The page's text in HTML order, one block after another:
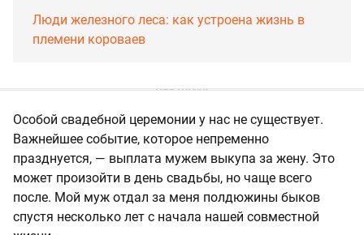
Люди железного леса: как устроена жизнь в
племени короваев
Особой свадебной церемонии у нас не существует.
Важнейшее событие, которое непременно
празднуется, — выплата мужем выкупа за жену. Это
может произойти в день свадьбы, но чаще всего
после. Мой муж отдал за меня полдюжины быков
спустя несколько лет с начала нашей совместной